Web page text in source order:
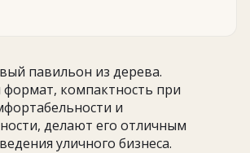
павильон из дерева.
компактность при
и
делают его отличным
уличного бизнеса.